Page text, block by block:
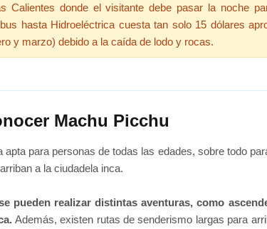
Calientes donde el visitante debe pasar la noche
hasta Hidroeléctrica cuesta tan solo 15 dólares
y marzo) debido a la caída de lodo y rocas.
Machu Picchu
para personas de todas las edades, sobre todo
a la ciudadela inca.
pueden realizar distintas aventuras, como
Además, existen rutas de senderismo largas para